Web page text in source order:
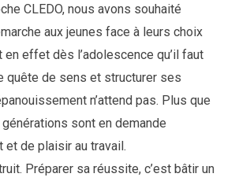
CLEDO, nous avons souhaité
aux jeunes face à leurs choix
en effet dès l’adolescence qu’il faut
quête de sens et structurer ses
n’attend pas. Plus que
sont en demande
et de plaisir au travail.
Préparer sa réussite, c’est bâtir un